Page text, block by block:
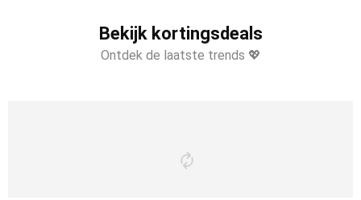
Bekijk kortingsdeals
Ontdek de laatste trends 💖